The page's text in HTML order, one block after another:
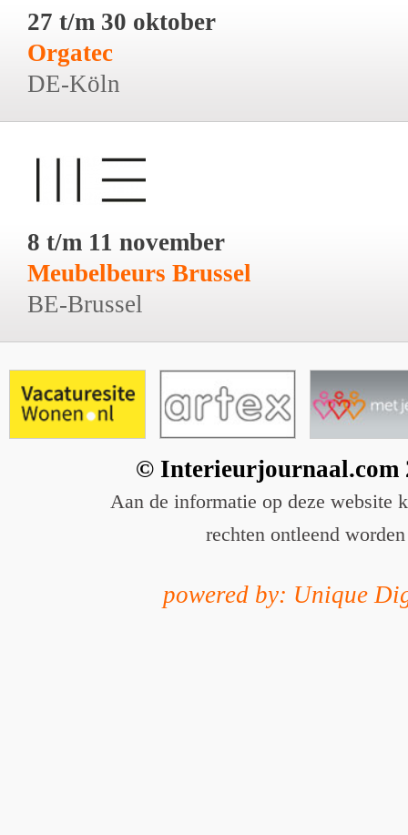
27 t/m 30 oktober
Orgatec
DE-Köln
8 t/m 11 november
Meubelbeurs Brussel
BE-Brussel
© Interieurjournaal.com
Aan de informatie op deze website
rechten ontleend worden
powered by: Unique